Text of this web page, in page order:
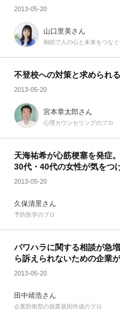
2013-05-20
山口里美さん
不登校への対策と求められ
2013-05-20
宮本章太郎さん
心理カウンセリングのプロ
天海祐希が心筋梗塞を発症
30代・40代の女性が気をつ
慣
2013-05-20
久保清景さん
予防医学のプロ
パワハラに関する相談が急
ら訴えられないための企業
2013-05-20
田中靖浩さん
企業防衛型の就業規則作成のプロ